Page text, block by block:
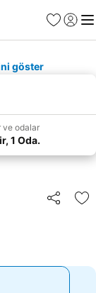
Favoriler
Giriş
göster
ve odalar
1 Oda.
Paylaş